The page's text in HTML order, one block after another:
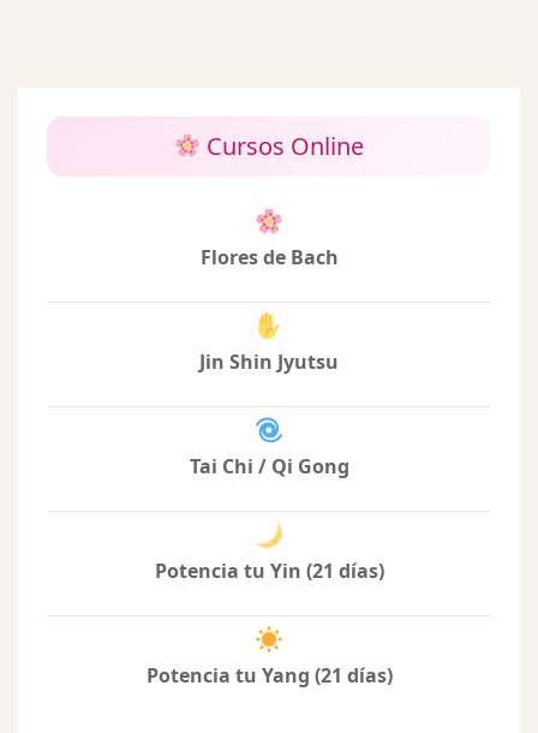
Cursos Online
Flores de Bach
Jin Shin Jyutsu
Tai Chi / Qi Gong
Potencia tu Yin (21 días)
Potencia tu Yang (21 días)